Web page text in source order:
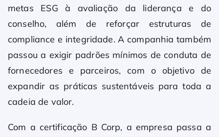
metas ESG à avaliação da liderança e do
conselho, além de reforçar estruturas de
compliance e integridade. A companhia também
passou a exigir padrões mínimos de conduta de
fornecedores e parceiros, com o objetivo de
expandir as práticas sustentáveis para toda a
cadeia de valor.
Com a certificação B Corp, a empresa passa a